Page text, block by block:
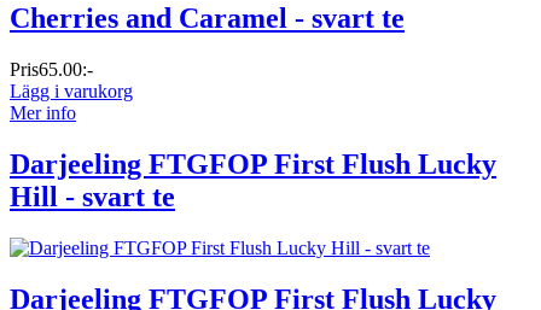
Cherries and Caramel - svart te
Pris65.00:-
Lägg i varukorg
Mer info
Darjeeling FTGFOP First Flush Lucky
Hill - svart te
Darjeeling FTGFOP First Flush Lucky